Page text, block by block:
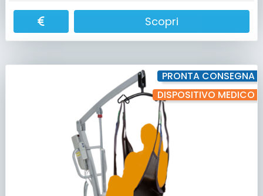
Scopri
PRONTA CONSEGNA
DISPOSITIVO MEDICO